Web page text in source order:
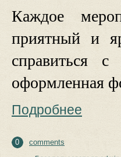
Каждое
приятный и
справиться
оформленная
Подробнее
0 comments